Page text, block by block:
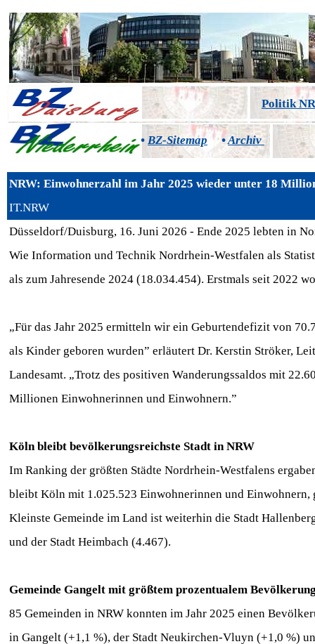
Politik
• BZ-Sitemap •Archiv
NRW: Einwohnerzahl im Jahr 2025 wieder unter 18
IT.NRW
Düsseldorf/Duisburg, 16. Juni 2026 - Ende 2025 lebten in
Wie Information und Technik Nordrhein-Westfalen als
als zum Jahresende 2024 (18.034.454). Erstmals seit 2022
„Für das Jahr 2025 ermitteln wir ein Geburtendefizit von
als Kinder geboren wurden” erläutert Dr. Kerstin Ströker,
Landesamt. „Trotz des positiven Wanderungssaldos mit
Millionen Einwohnerinnen und Einwohnern.”
Köln bleibt bevölkerungsreichste Stadt in NRW
Im Ranking der größten Städte Nordrhein-Westfalens
bleibt Köln mit 1.025.523 Einwohnerinnen und
Kleinste Gemeinde im Land ist weiterhin die Stadt
und der Stadt Heimbach (4.467).
Gemeinde Gangelt mit größtem prozentualem
85 Gemeinden in NRW konnten im Jahr 2025 einen
in Gangelt (+1,1 %), der Stadt Neukirchen-Vluyn (+1,0 %)